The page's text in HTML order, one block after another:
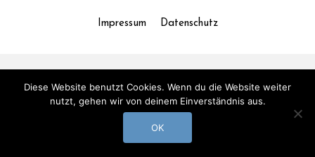
Impressum Datenschutz
Diese Website benutzt Cookies. Wenn du die Website weiter
nutzt, gehen wir von deinem Einverständnis aus.
OK